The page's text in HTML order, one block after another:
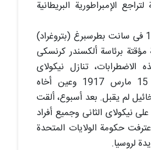
الإمبراطوریة البریطانیة
اندلعت ثورة فبرایر 1917 فی سانت بطرسبرغ (بتروغراد)
برئاسة ألکسندر کرنسکی
تنازل نیکولای
الثانی عن العرش فی 15 مارس 1917 وعین أخاه
لم یقبل. بعد أسبوع، ألقت
نیکولای الثانی وجمیع أفراد
حکومة الولایات المتحدة
لروسیا.